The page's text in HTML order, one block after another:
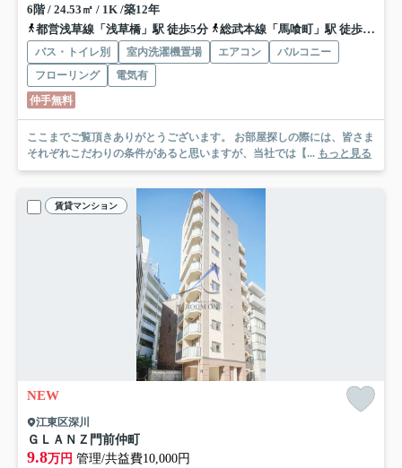
6階 / 24.53㎡ / 1K /築12年
都営浅草線「浅草橋」駅 徒歩5分
総武本線「馬喰町」駅 徒歩11分
バス・トイレ別 室内洗濯機置場 エアコン
バルコニー
フローリング
電気有
仲手無料
ここまでご覧頂きありがとうございます。 お部屋探しの際には、皆さま
それぞれこだわりの条件があると思いますが、当社では【... もっと見る
賃貸マンション
NEW
江東区深川
ＧＬＡＮＺ門前仲町
9.8万円 管理/共益費10,000円